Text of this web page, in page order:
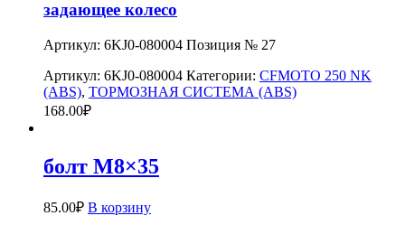
задающее колесо
Артикул: 6KJ0-080004 Позиция № 27
Артикул: 6KJ0-080004 Категории: CFMOTO 250 NK
(ABS), ТОРМОЗНАЯ СИСТЕМА (ABS)
168.00₽
болт M8×35
85.00₽ В корзину